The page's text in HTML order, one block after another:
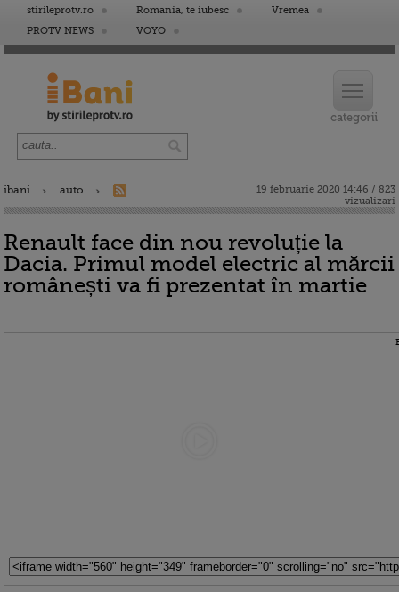
stirileprotv.ro Romania, te iubesc
Vremea
PROTV NEWS
VOYO
ibani auto
19 februarie 2020 14:46 / 823
vizualizari
Renault face din nou revoluție la
Dacia. Primul model electric al mărcii
românești va fi prezentat în martie